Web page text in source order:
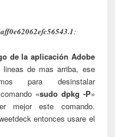
:
de la aplicación Adobe
de mas arriba, ese
para desinstalar
«sudo dpkg -P»
mejor este comando.
entonces usare el